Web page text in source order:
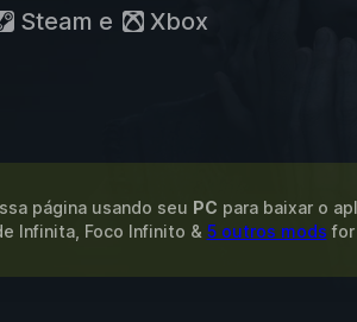
Steam e Xbox
página usando seu PC para baixar o
Infinita, Foco Infinito & 5 outros mods for